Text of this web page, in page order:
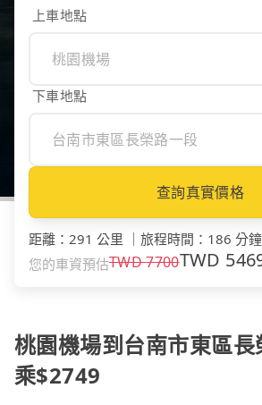
上車地點
下車地點
查詢真實價格
距離 ： 291 公里 旅程時間 ： 186 分鐘
您的車資預估TWD7700TWD
桃園機場到台南市東區
乘$2749